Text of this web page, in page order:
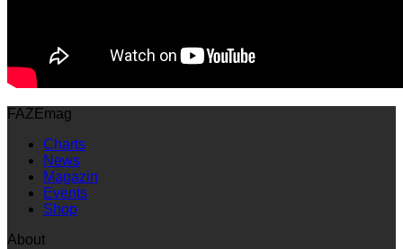
FAZEmag
Charts
News
Magazin
Events
Shop
About